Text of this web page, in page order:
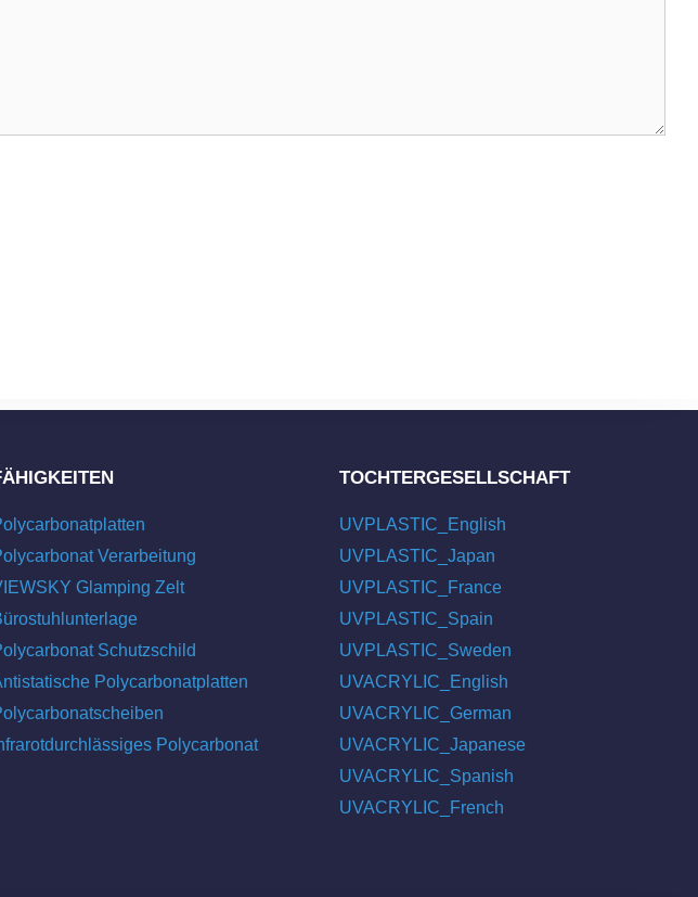
Verarbeitung
Glamping Zelt
Schutzschild
Polycarbonatplatten
Polycarbonat
TOCHTERGESELLSCHAFT
UVPLASTIC_English
UVPLASTIC_Japan
UVPLASTIC_France
UVPLASTIC_Spain
UVPLASTIC_Sweden
UVACRYLIC_English
UVACRYLIC_German
UVACRYLIC_Japanese
UVACRYLIC_Spanish
UVACRYLIC_French